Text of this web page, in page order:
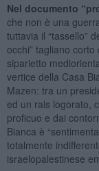
Nel documento
che non è una
tuttavia il “tassello”
occhi” tagliano
siparietto
vertice della Casa
Mazen: tra un
ed un rais logorato,
proficuo e dai
Bianca è
totalmente
israelopalestinese